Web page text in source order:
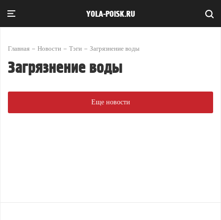
YOLA-POISK.RU
Главная Новости Тэги Загрязнение воды
Загрязнение воды
Еще новости